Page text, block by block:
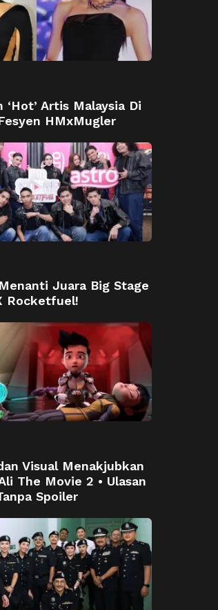
‘Hot’ Artis Malaysia Di
HMxMugler
Juara Big Stage
Rocketfuel!
Visual Menakjubkan
The Movie 2 • Ulasan
Spoiler